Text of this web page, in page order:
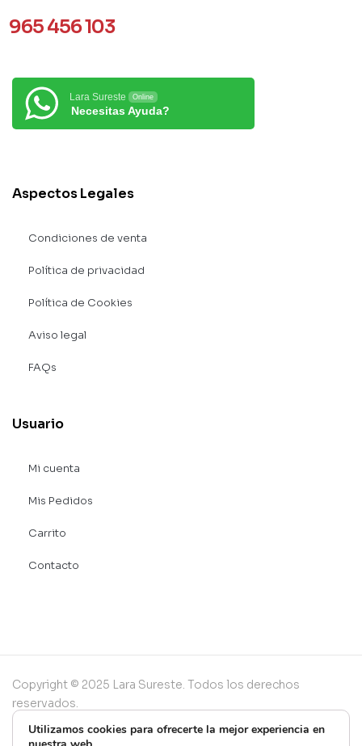
965 456 103
Lara Sureste Online
Necesitas Ayuda?
Aspectos Legales
Condiciones de venta
Política de privacidad
Política de Cookies
Aviso legal
FAQs
Usuario
Mi cuenta
Mis Pedidos
Carrito
Contacto
Copyright © 2025 Lara Sureste. Todos los derechos
reservados.
Utilizamos cookies para ofrecerte la mejor experiencia en